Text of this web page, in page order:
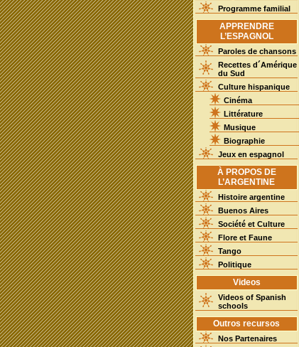
Programme familial
APPRENDRE
L’ESPAGNOL
Paroles de chansons
Recettes d´Amérique
du Sud
Culture hispanique
Cinéma
Littérature
Musique
Biographie
Jeux en espagnol
À PROPOS DE
L’ARGENTINE
Histoire argentine
Buenos Aires
Société et Culture
Flore et Faune
Tango
Politique
Videos
Videos of Spanish
schools
Outros recursos
Nos Partenaires